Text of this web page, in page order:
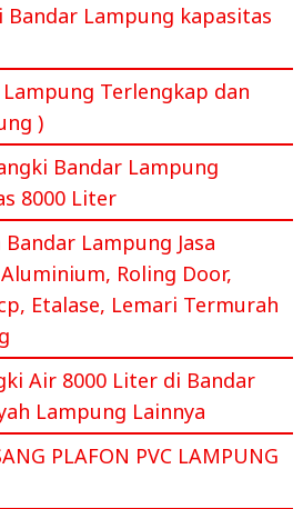
Bandar Lampung kapasitas
Terlengkap dan
)
Bandar Lampung
8000 Liter
Lampung Jasa
Roling Door,
Etalase, Lemari Termurah
Air 8000 Liter di Bandar
Lampung Lainnya
PLAFON PVC LAMPUNG